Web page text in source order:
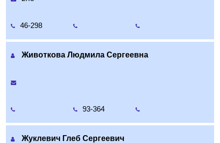
46-298
Животкова Людмила Сергеевна
93-364
Жуклевич Глеб Сергеевич